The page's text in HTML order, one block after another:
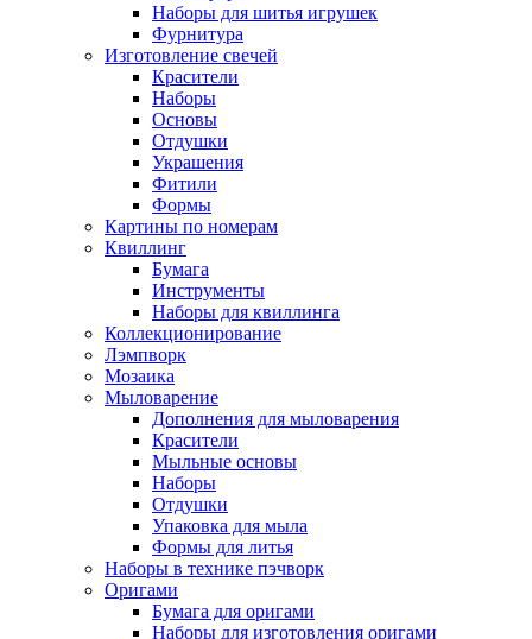
Наборы для шитья игрушек
Фурнитура
Изготовление свечей
Красители
Наборы
Основы
Отдушки
Украшения
Фитили
Формы
Картины по номерам
Квиллинг
Бумага
Инструменты
Наборы для квиллинга
Коллекционирование
Лэмпворк
Мозаика
Мыловарение
Дополнения для мыловарения
Красители
Мыльные основы
Наборы
Отдушки
Упаковка для мыла
Формы для литья
Наборы в технике пэчворк
Оригами
Бумага для оригами
Наборы для изготовления оригами